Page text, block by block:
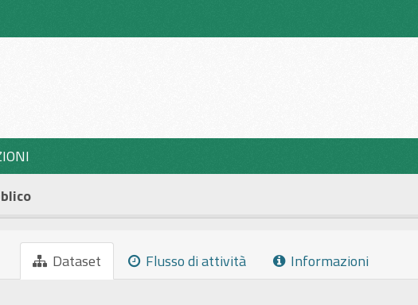
Dataset Flusso di attività Informazioni